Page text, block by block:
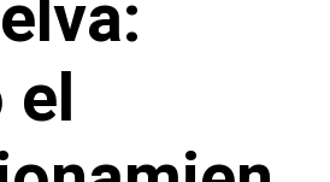
el